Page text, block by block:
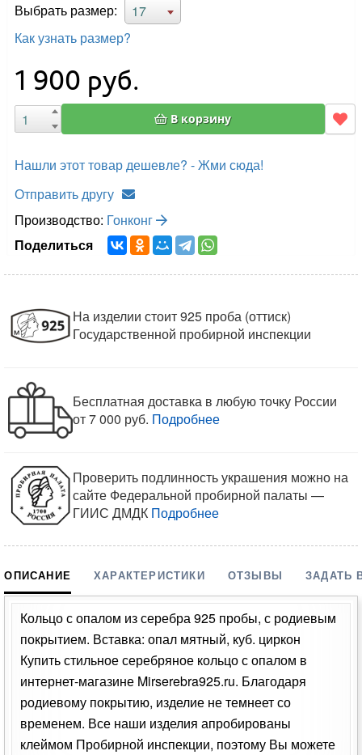
Выбрать размер:
17
Как узнать размер?
1 900 руб.
В корзину
Нашли этот товар дешевле? - Жми сюда!
Отправить другу
Производство: Гонконг
Поделиться
На изделии стоит 925 проба (оттиск)
Государственной пробирной инспекции
Бесплатная доставка в любую точку России
от 7 000 руб. Подробнее
Проверить подлинность украшения можно на
сайте Федеральной пробирной палаты —
ГИИС ДМДК Подробнее
ОПИСАНИЕ ХАРАКТЕРИСТИКИ ОТЗЫВЫ ЗАДАТЬ
Кольцо с опалом из серебра 925 пробы, с родиевым
покрытием. Вставка: опал мятный, куб. циркон
Купить стильное серебряное кольцо с опалом в
интернет-магазине Mirserebra925.ru. Благодаря
родиевому покрытию, изделие не темнеет со
временем. Все наши изделия апробированы
клеймом Пробирной инспекции, поэтому Вы можете